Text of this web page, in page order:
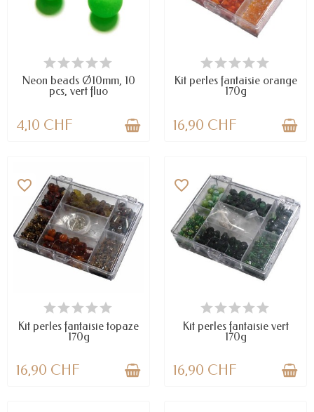
EN STOCK
Neon beads Ø10mm, 10
pcs, vert fluo
4,10 CHF
EN STOCK
Kit perles fantaisie orange
170g
16,90 CHF
EN STOCK
favorite_border
Kit perles fantaisie topaze
170g
16,90 CHF
EN STOCK
favorite_border
Kit perles fantaisie vert
170g
16,90 CHF